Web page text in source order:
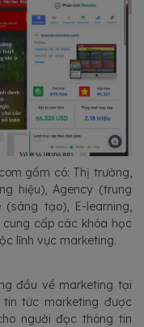
gồm có: Thị trường,
hiệu), Agency (trung
(sáng tạo), E-learning,
cấp các khóa học
lĩnh vực marketing.
đầu về marketing tại
tức marketing được
người đọc thông tin